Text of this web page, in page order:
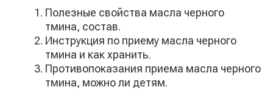
Полезные свойства масла черного
тмина, состав.
Инструкция по приему масла черного
тмина и как хранить.
Противопоказания приема масла черного
тмина, можно ли детям.